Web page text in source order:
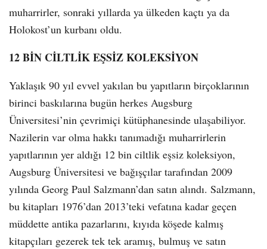
muharrirler, sonraki yıllarda ya ülkeden kaçtı ya da
Holokost’un kurbanı oldu.
12 BİN CİLTLİK EŞSİZ KOLEKSİYON
Yaklaşık 90 yıl evvel yakılan bu yapıtların birçoklarının
birinci baskılarına bugün herkes Augsburg
Üniversitesi’nin çevrimiçi kütüphanesinde ulaşabiliyor.
Nazilerin var olma hakkı tanımadığı muharrirlerin
yapıtlarının yer aldığı 12 bin ciltlik eşsiz koleksiyon,
Augsburg Üniversitesi ve bağışçılar tarafından 2009
yılında Georg Paul Salzmann’dan satın alındı. Salzmann,
bu kitapları 1976’dan 2013’teki vefatına kadar geçen
müddette antika pazarlarını, kıyıda köşede kalmış
kitapçıları gezerek tek tek aramış, bulmuş ve satın